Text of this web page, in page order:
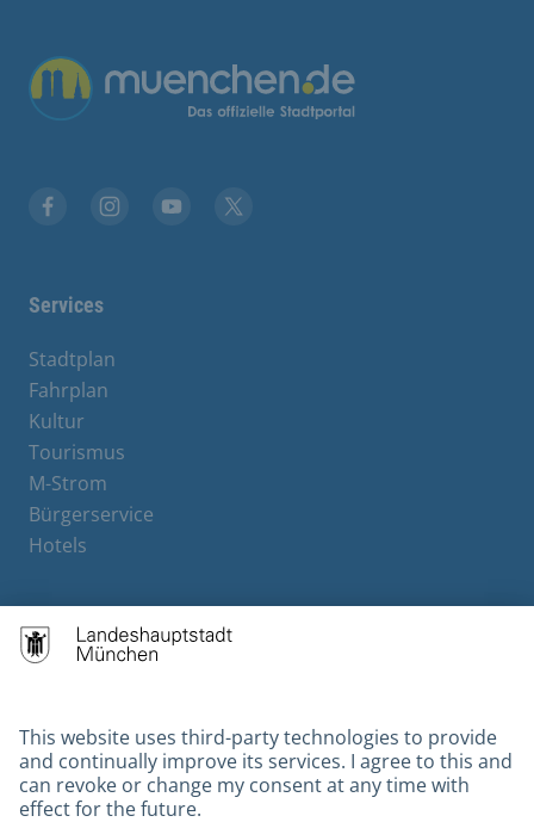
Übergreifende Links
Services
Stadtplan
Fahrplan
Kultur
Tourismus
M-Strom
Bürgerservice
Hotels
Contact
Gebärdensprache
Datenschutz
Kontakt